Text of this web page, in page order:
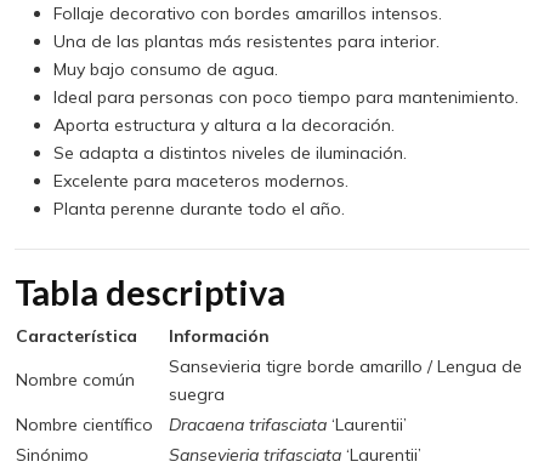
Follaje decorativo con bordes amarillos intensos.
Una de las plantas más resistentes para interior.
Muy bajo consumo de agua.
Ideal para personas con poco tiempo para mantenimiento.
Aporta estructura y altura a la decoración.
Se adapta a distintos niveles de iluminación.
Excelente para maceteros modernos.
Planta perenne durante todo el año.
Tabla descriptiva
Característica
Información
Nombre común
Sansevieria tigre borde amarillo / Lengua de
suegra
Nombre científico
Dracaena trifasciata‘Laurentii’
Sinónimo
Sansevieria trifasciata‘Laurentii’